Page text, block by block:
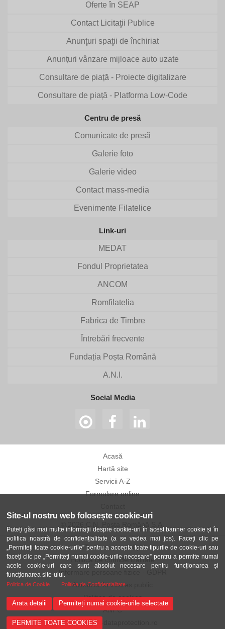
Site-ul nostru web folosește cookie-uri
Puteți găsi mai multe informații despre cookie-uri în acest banner cookie și în
politica noastră de confidențialitate (a se vedea mai jos). Faceți clic pe
„Permiteți toate cookie-urile” pentru a accepta toate tipurile de cookie-uri sau
faceți clic pe „Permiteți numai cookie-urile necesare” pentru a permite numai
acele cookie-uri care sunt absolut necesare pentru funcționarea și
funcționarea site-ului.
Politica de Cookie Politica de Confidentialitate
Arata detalii Permiteți numai cookie-urile selectate
PERMITE TOATE COOKIES
Oferte în SEAP
Contact Licitaţii Publice
Anunţuri spaţii de închiriat
Anunțuri vânzare mijloace auto uzate
Consultare de piață - Proiecte digitalizare
Consultare de piață - Platforma Low-Code
Centru de presă
Comunicate de presă
Galerie foto
Galerie video
Contact mass-media
Evenimente Filatelice
Link-uri
MEDAT
Fondul Proprietatea
ANCOM
Romfilatelia
Fabrica de Timbre
Întrebări frecvente
Fundația Poșta Română
A.N.I.
Social Media
Acasă
Hartă site
Servicii A-Z
Formulare online
Termeni și condiții
Politica de confidențialitate
Informare persoane fizice - GDPR
Avertizor în interes public
Politica de cookies
ANPC
ANSPDCP-dataprotection.ro